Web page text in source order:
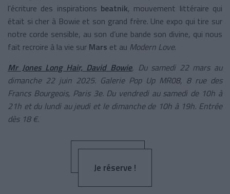
l'écriture des inspirations beatnik, mouvement littéraire qui
était si cher à Bowie et son grand frère. Une expo qui tire sur
notre corde sensible, au son d’une bande son divine, qui nous
fait recroire à la vie sur Mars et au Modern Love.
Mr Jones Long Hair, David Bowie, Du samedi 22 mars au
dimanche 22 juin 2025. Galerie Pop Up MR08, 8 rue des
Francs Bourgeois, Paris 3e. Du vendredi au samedi de 10h à
21h et du lundi au jeudi et le dimanche de 10h à 19h. Entrée
dès 18 €.
Je réserve !